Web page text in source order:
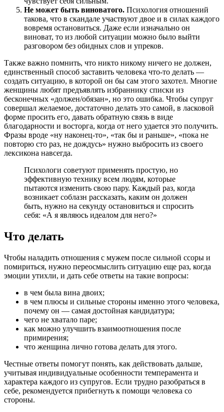
Не может быть виноватого. Психология отношений
такова, что в скандале участвуют двое и в силах каждого
вовремя остановиться. Даже если изначально он
виноват, то из любой ситуации можно было выйти
разговором без обидных слов и упреков.
Также важно помнить, что никто никому ничего не должен,
единственный способ заставить человека что-то делать —
создать ситуацию, в которой он бы сам этого захотел. Многие
женщины любят предъявлять избраннику списки из
бесконечных «должен/обязан», но это ошибка. Чтобы супруг
совершал желаемое, достаточно делать это самой, в ласковой
форме просить его, давать обратную связь в виде
благодарности и восторга, когда от него удается это получить.
Фразы вроде «ну наконец-то», «так бы и раньше», «пока не
повторю сто раз, не дождусь» нужно выбросить из своего
лексикона навсегда.
Психологи советуют применять простую, но
эффективную технику всем людям, которые
пытаются изменить свою пару. Каждый раз, когда
возникает соблазн рассказать, каким он должен
быть, нужно на секунду остановиться и спросить
себя: «А я являюсь идеалом для него?»
Что делать
Чтобы наладить отношения с мужем после сильной ссоры и
помириться, нужно переосмыслить ситуацию еще раз, когда
эмоции утихли, и дать себе ответы на такие вопросы:
в чем была вина двоих;
в чем плюсы и сильные стороны именно этого человека,
почему он — самая достойная кандидатура;
чего не хватало паре;
как можно улучшить взаимоотношения после
примирения;
что женщина лично готова делать для этого.
Честные ответы помогут понять, как действовать дальше,
учитывая индивидуальные особенности темперамента и
характера каждого из супругов. Если трудно разобраться в
себе, рекомендуется прибегнуть к помощи человека со
стороны.